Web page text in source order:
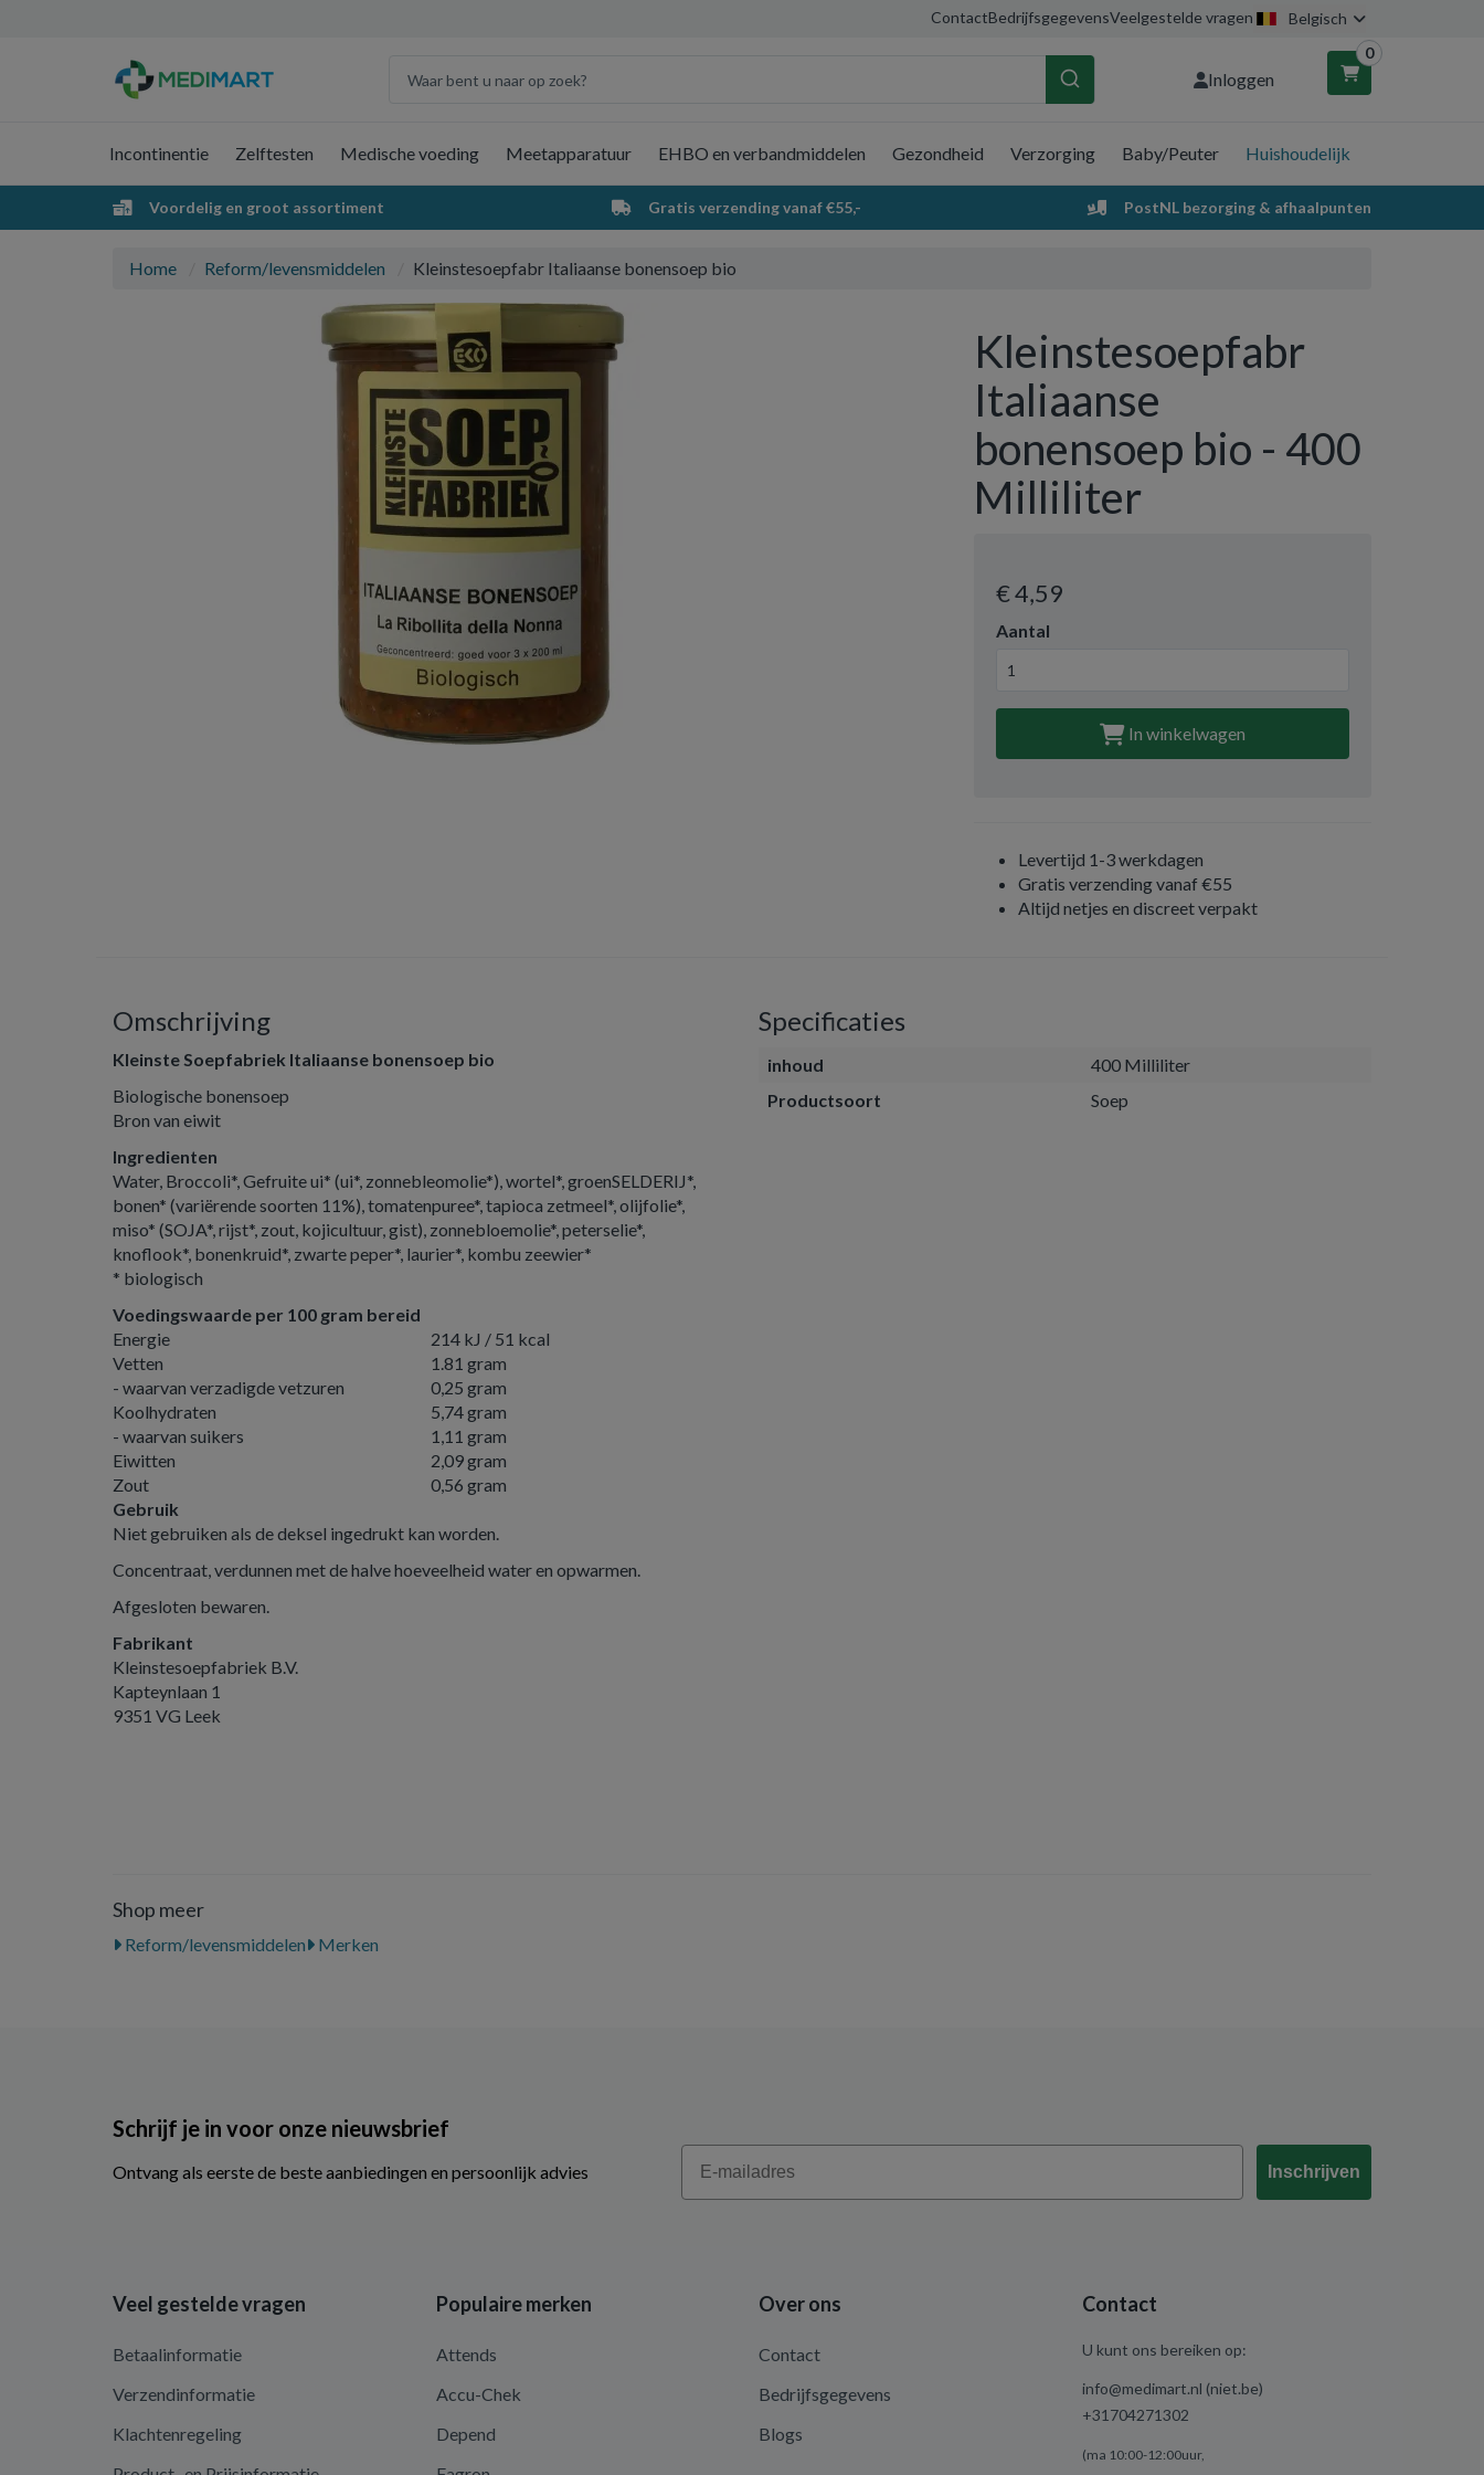
ContactBedrijfsgegevensVeelgestelde vragen Belgisch
Inloggen
0
Winkelwagen
Incontinentie Zelftesten Medische voeding Meetapparatuur EHBO en verbandmiddelen Gezondheid Verzorging Baby/Peuter Huishoudelijk
Voordelig en groot assortiment Gratis verzending vanaf €55,- PostNL bezorging & afhaalpunten
Home Reform/levensmiddelen Kleinstesoepfabr Italiaanse bonensoep bio
Kleinstesoepfabr
Italiaanse
bonensoep bio - 400
Milliliter
€ 4,59
Aantal
In winkelwagen
Levertijd 1-3 werkdagen
Gratis verzending vanaf €55
Altijd netjes en discreet verpakt
Omschrijving
Kleinste Soepfabriek Italiaanse bonensoep bio
Biologische bonensoep
Bron van eiwit
Ingredienten
Water, Broccoli*, Gefruite ui* (ui*, zonnebleomolie*), wortel*, groenSELDERIJ*,
bonen* (variërende soorten 11%), tomatenpuree*, tapioca zetmeel*, olijfolie*,
miso* (SOJA*, rijst*, zout, kojicultuur, gist), zonnebloemolie*, peterselie*,
knoflook*, bonenkruid*, zwarte peper*, laurier*, kombu zeewier*
* biologisch
Voedingswaarde per 100 gram bereid
Energie
214 kJ / 51 kcal
Vetten
- waarvan verzadigde vetzuren
1.81 gram
0,25 gram
Koolhydraten
- waarvan suikers
5,74 gram
1,11 gram
Eiwitten
2,09 gram
Zout
0,56 gram
Gebruik
Niet gebruiken als de deksel ingedrukt kan worden.
Concentraat, verdunnen met de halve hoeveelheid water en opwarmen.
Afgesloten bewaren.
Fabrikant
Kleinstesoepfabriek B.V.
Kapteynlaan 1
9351 VG Leek
Specificaties
inhoud
400 Milliliter
Productsoort
Soep
Shop meer
Reform/levensmiddelen Merken
Schrijf je in voor onze nieuwsbrief
Ontvang als eerste de beste aanbiedingen en persoonlijk advies
Email
Inschrijven
Veel gestelde vragen
Betaalinformatie
Verzendinformatie
Klachtenregeling
Populaire merken
Attends
Accu-Chek
Depend
Over ons
Contact
Bedrijfsgegevens
Blogs
Contact
U kunt ons bereiken op:
info@medimart.nl (niet.be)
+31704271302
(ma 10:00-12:00uur,